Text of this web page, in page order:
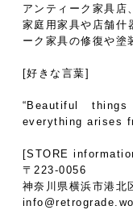
アンティーク家具店
家庭用家具や店舗什
ーク家具の修復や塗
[好きな言葉]
“Beautiful
everything arises
[STORE
〒223-0056
神奈川県横浜市港北